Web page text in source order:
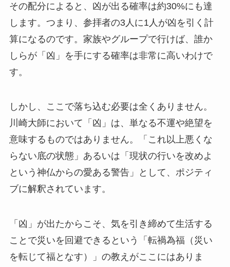
その配分によると、凶が出る確率は約30%にも達
します。つまり、参拝者の3人に1人が凶を引く計
算になるのです。家族やグループで行けば、誰か
しらが「凶」を手にする確率は非常に高いわけで
す。
しかし、ここで落ち込む必要は全くありません。
川崎大師において「凶」は、単なる不運や絶望を
意味するものではありません。「これ以上悪くな
らない底の状態」あるいは「現状の行いを改めよ
という神仏からの愛ある警告」として、ポジティ
ブに解釈されています。
「凶」が出たからこそ、気を引き締めて生活する
ことで災いを回避できるという「転禍為福（災い
を転じて福となす）」の教えがここにはありま